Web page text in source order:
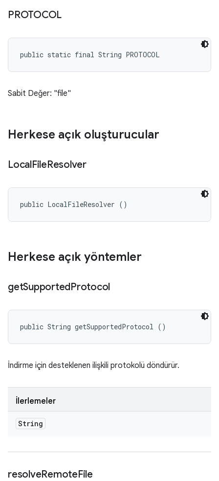
PROTOCOL
public static final String PROTOCOL
Sabit Değer: "file"
Herkese açık oluşturucular
LocalFileResolver
public LocalFileResolver ()
Herkese açık yöntemler
getSupportedProtocol
public String getSupportedProtocol ()
İndirme için desteklenen ilişkili protokolü döndürür.
İlerlemeler
String
resolveRemoteFile